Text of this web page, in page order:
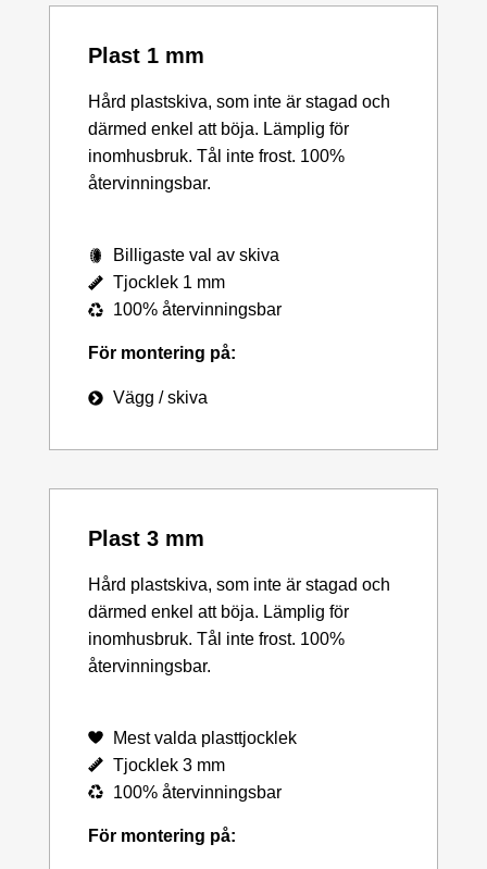
Plast 1 mm
Hård plastskiva, som inte är stagad och
därmed enkel att böja. Lämplig för
inomhusbruk. Tål inte frost. 100%
återvinningsbar.
Billigaste val av skiva
Tjocklek 1 mm
100% återvinningsbar
För montering på:
Vägg / skiva
Plast 3 mm
Hård plastskiva, som inte är stagad och
därmed enkel att böja. Lämplig för
inomhusbruk. Tål inte frost. 100%
återvinningsbar.
Mest valda plasttjocklek
Tjocklek 3 mm
100% återvinningsbar
För montering på: